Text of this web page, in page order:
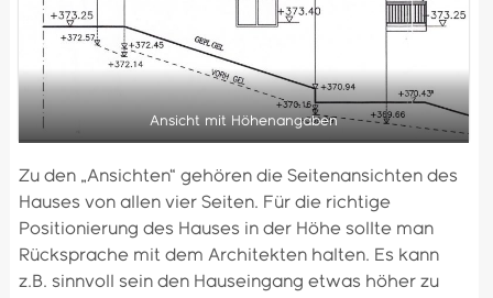
Ansicht mit Höhenangaben
Zu den „Ansichten“ gehören die Seitenansichten des
Hauses von allen vier Seiten. Für die richtige
Positionierung des Hauses in der Höhe sollte man
Rücksprache mit dem Architekten halten. Es kann
z.B. sinnvoll sein den Hauseingang etwas höher zu